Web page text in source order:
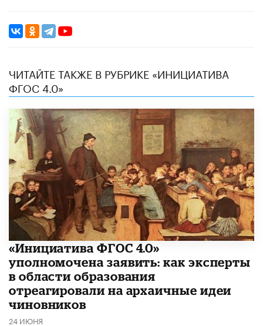
ЧИТАЙТЕ ТАКЖЕ В РУБРИКЕ «ИНИЦИАТИВА
ФГОС 4.0»
«Инициатива ФГОС 4.0»
уполномочена заявить: как эксперты
в области образования
отреагировали на архаичные идеи
чиновников
24 ИЮНЯ